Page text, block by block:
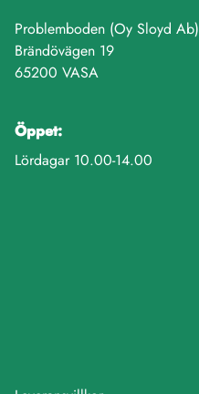
Problemboden (Oy Sloyd Ab)
Brändövägen 19
65200 VASA
Öppet:
Lördagar 10.00-14.00